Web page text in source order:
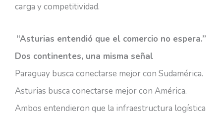
carga y competitividad.
“Asturias entendió que el comercio no espera.”
Dos continentes, una misma señal
Paraguay busca conectarse mejor con Sudamérica.
Asturias busca conectarse mejor con América.
Ambos entendieron que la infraestructura logística